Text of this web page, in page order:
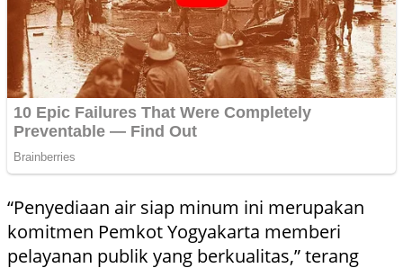
“Penyediaan air siap minum ini merupakan
komitmen Pemkot Yogyakarta memberi
pelayanan publik yang berkualitas,” terang